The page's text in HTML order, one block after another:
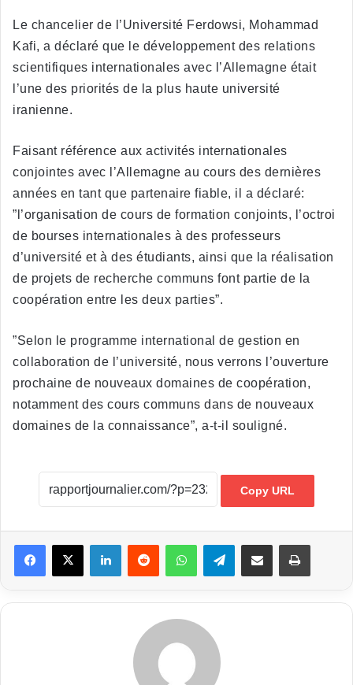
Le chancelier de l’Université Ferdowsi, Mohammad
Kafi, a déclaré que le développement des relations
scientifiques internationales avec l’Allemagne était
l’une des priorités de la plus haute université
iranienne.
Faisant référence aux activités internationales
conjointes avec l’Allemagne au cours des dernières
années en tant que partenaire fiable, il a déclaré:
”l’organisation de cours de formation conjoints, l’octroi
de bourses internationales à des professeurs
d’université et à des étudiants, ainsi que la réalisation
de projets de recherche communs font partie de la
coopération entre les deux parties”.
”Selon le programme international de gestion en
collaboration de l’université, nous verrons l’ouverture
prochaine de nouveaux domaines de coopération,
notamment des cours communs dans de nouveaux
domaines de la connaissance”, a-t-il souligné.
Copy URL
LinkedinReddit WhatsAppTelegramPartager par email Imprimer